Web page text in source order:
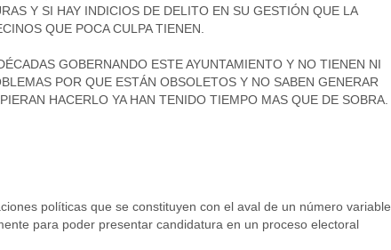
Y SI HAY INDICIOS DE DELITO EN SU GESTIÓN QUE LA
QUE POCA CULPA TIENEN.
GOBERNANDO ESTE AYUNTAMIENTO Y NO TIENEN NI
POR QUE ESTÁN OBSOLETOS Y NO SABEN GENERAR
HACERLO YA HAN TENIDO TIEMPO MAS QUE DE SOBRA.
políticas que se constituyen con el aval de un número variable
para poder presentar candidatura en un proceso electoral